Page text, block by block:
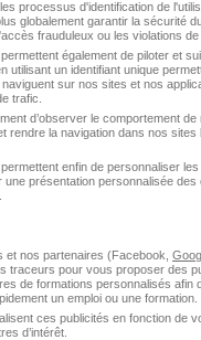
processus d'identification de
globalement garantir la sécurité
frauduleux ou les violations de
également de piloter et
utilisant un identifiant unique
sur nos sites et nos
trafic.
d’observer le comportement
rendre la navigation dans nos sites
enfin de personnaliser
une présentation personnalisée des
et nos partenaires (Facebook,
traceurs pour vous proposer des
de formations personnalisés afin
un emploi ou une formation.
ces publicités en fonction de
d’intérêt.